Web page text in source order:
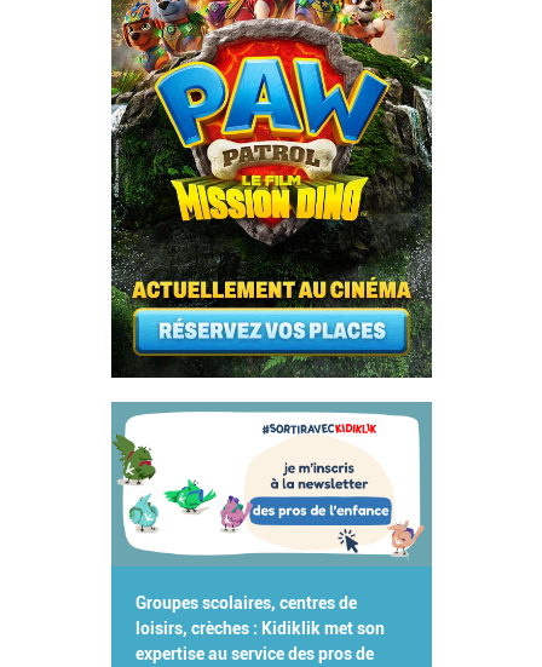
Groupes scolaires, centres de
loisirs, crèches : Kidiklik met son
expertise au service des pros de